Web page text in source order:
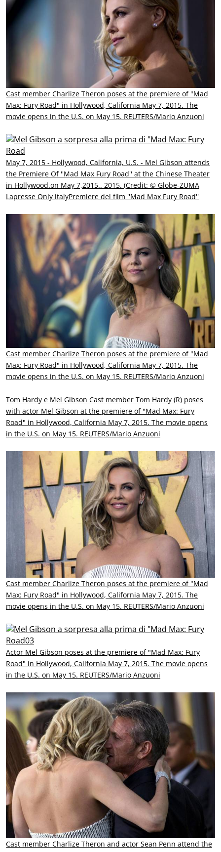
Cast member Charlize Theron poses at the premiere of "Mad
Max: Fury Road" in Hollywood, California May 7, 2015. The
movie opens in the U.S. on May 15. REUTERS/Mario Anzuoni
May 7, 2015 - Hollywood, California, U.S. - Mel Gibson attends
the Premiere Of ''Mad Max Fury Road'' at the Chinese Theater
in Hollywood.on May 7,2015.. 2015. (Credit: © Globe-ZUMA
Lapresse Only italyPremiere del film ''Mad Max Fury Road''
Cast member Charlize Theron poses at the premiere of "Mad
Max: Fury Road" in Hollywood, California May 7, 2015. The
movie opens in the U.S. on May 15. REUTERS/Mario Anzuoni
Tom Hardy e Mel Gibson Cast member Tom Hardy (R) poses
with actor Mel Gibson at the premiere of "Mad Max: Fury
Road" in Hollywood, California May 7, 2015. The movie opens
in the U.S. on May 15. REUTERS/Mario Anzuoni
Cast member Charlize Theron poses at the premiere of "Mad
Max: Fury Road" in Hollywood, California May 7, 2015. The
movie opens in the U.S. on May 15. REUTERS/Mario Anzuoni
Actor Mel Gibson poses at the premiere of "Mad Max: Fury
Road" in Hollywood, California May 7, 2015. The movie opens
in the U.S. on May 15. REUTERS/Mario Anzuoni
Cast member Charlize Theron and actor Sean Penn attend the